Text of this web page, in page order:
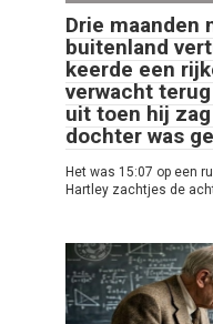
Drie maanden
buitenland
keerde een
verwacht
uit toen hij
dochter was
Het was 15:07 op een
Hartley zachtjes de